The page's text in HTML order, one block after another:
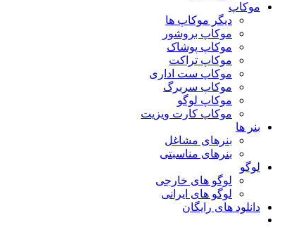
موکاپ
دیگر موکاپ ها
موکاپ بروشور
موکاپ پوشاک
موکاپ تراکت
موکاپ ست اداری
موکاپ سربرگ
موکاپ لوگو
موکاپ کارت ویزیت
بنر ها
بنرهای مشاغل
بنرهای مناسبتی
لوگو
لوگو های خارجی
لوگو های ایرانی
دانلود های رایگان